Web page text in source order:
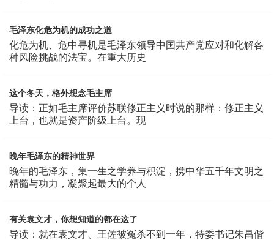
毛泽东化危为机的成功之道
化危为机、危中寻机是毛泽东领导中国共产党应对和化解各
种风险挑战的法宝。在重大历史
这个冬天，格外想念毛主席
导读：正如毛主席评价苏联修正主义时说的那样：修正主义
上台，也就是资产阶级上台。现
晚年毛泽东的精神世界
晚年的毛泽东，集一生之学养与积淀，携中华五千年文明之
精髓与功力，凝聚起最大的个人
有关袁文才，你想知道的都在这了
导读：就在袁文才、王佐被冤杀不到一年，特委书记朱昌偕